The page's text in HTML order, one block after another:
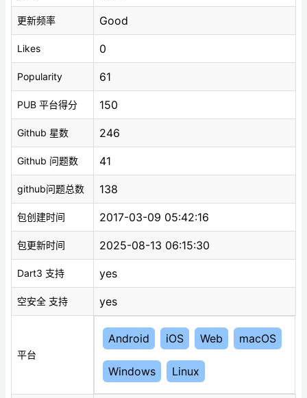
更新频率 Good
Likes 0
Popularity 61
PUB 平台得分 150
Github 星数 246
Github 问题数 41
github问题总数 138
包创建时间 2017-03-09 05:42:16
包更新时间 2025-08-13 06:15:30
Dart3 支持 yes
空安全 支持 yes
平台
Android iOS Web macOS
Windows Linux